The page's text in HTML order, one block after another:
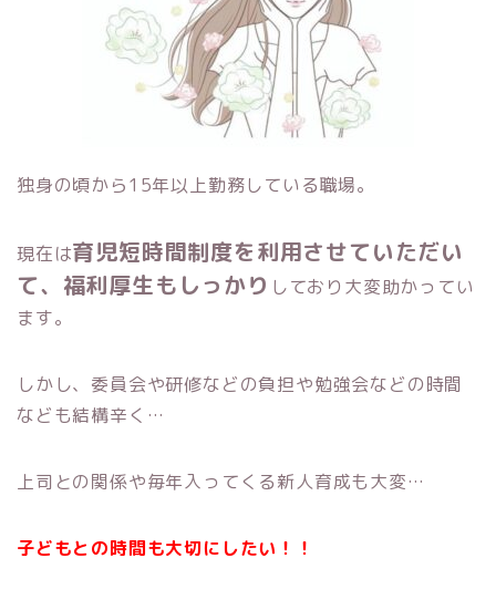
独身の頃から15年以上勤務している職場。
現在は育児短時間制度を利用させていただい
て、福利厚生もしっかり しており大変助かってい
ます。
しかし、委員会や研修などの負担や勉強会などの時間
なども結構辛く…
上司との関係や毎年入ってくる新人育成も大変…
子どもとの時間も大切にしたい！！